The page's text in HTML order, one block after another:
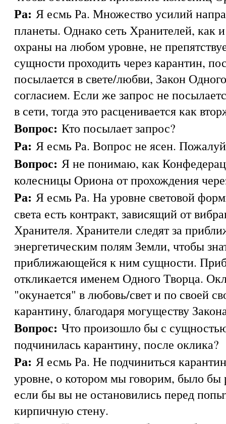
Ра: Я есмь Ра. Множество усилий
планеты. Однако сеть Хранителей, как
охраны на любом уровне, не
сущности проходить через карантин,
посылается в свете/любви, Закон Одного
согласием. Если же запрос не
в сети, тогда это расценивается как
Вопрос: Кто посылает запрос?
Ра: Я есмь Ра. Вопрос не ясен.
Вопрос: Я не понимаю, как
колесницы Ориона от прохождения
Ра: Я есмь Ра. На уровне световой
света есть контракт, зависящий от
Хранителя. Хранители следят за
энергетическим полям Земли, чтобы
приближающейся к ним сущности.
откликается именем Одного Творца.
"окунается" в любовь/свет и по своей
карантину, благодаря могуществу
Вопрос: Что произошло бы с
подчинилась карантину, после оклика?
Ра: Я есмь Ра. Не подчиниться
уровне, о котором мы говорим, было бы
если бы вы не остановились перед
кирпичную стену.